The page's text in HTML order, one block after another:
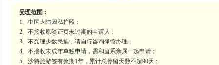
受理范围：
1、中国大陆因私护照；
2、不接收原签证页未过期的申请人；
3、不受理少数民族，请自行咨询领馆办理；
4、不接收未成年单独申请，需和直系亲属一起申请；
5、沙特旅游签有效期1年，累计总停留天数不超90天；